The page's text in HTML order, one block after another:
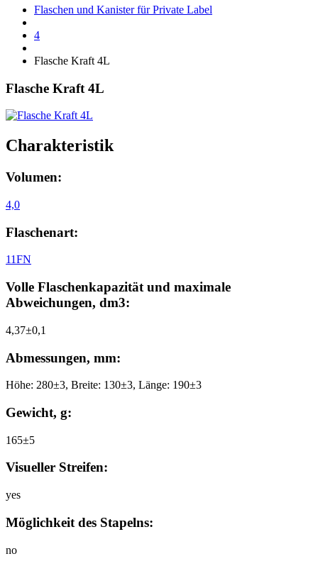
Flaschen und Kanister für Private Label
4
Flasche Kraft 4L
Flasche Kraft 4L
Charakteristik
Volumen:
4,0
Flaschenart:
11FN
Volle Flaschenkapazität und maximale
Abweichungen, dm3:
4,37±0,1
Abmessungen, mm:
Höhe: 280±3, Breite: 130±3, Länge: 190±3
Gewicht, g:
165±5
Visueller Streifen:
yes
Möglichkeit des Stapelns:
no